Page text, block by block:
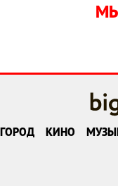
ГОРОД КИНО